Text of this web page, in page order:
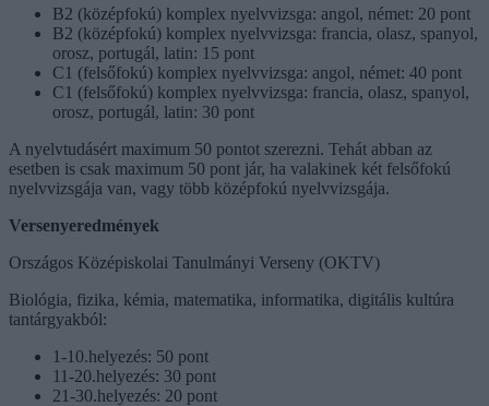
B2 (középfokú) komplex nyelvvizsga: angol, német: 20 pont
B2 (középfokú) komplex nyelvvizsga: francia, olasz, spanyol,
orosz, portugál, latin: 15 pont
C1 (felsőfokú) komplex nyelvvizsga: angol, német: 40 pont
C1 (felsőfokú) komplex nyelvvizsga: francia, olasz, spanyol,
orosz, portugál, latin: 30 pont
A nyelvtudásért maximum 50 pontot szerezni. Tehát abban az
esetben is csak maximum 50 pont jár, ha valakinek két felsőfokú
nyelvvizsgája van, vagy több középfokú nyelvvizsgája.
Versenyeredmények
Országos Középiskolai Tanulmányi Verseny (OKTV)
Biológia, fizika, kémia, matematika, informatika, digitális kultúra
tantárgyakból:
1-10.helyezés: 50 pont
11-20.helyezés: 30 pont
21-30.helyezés: 20 pont